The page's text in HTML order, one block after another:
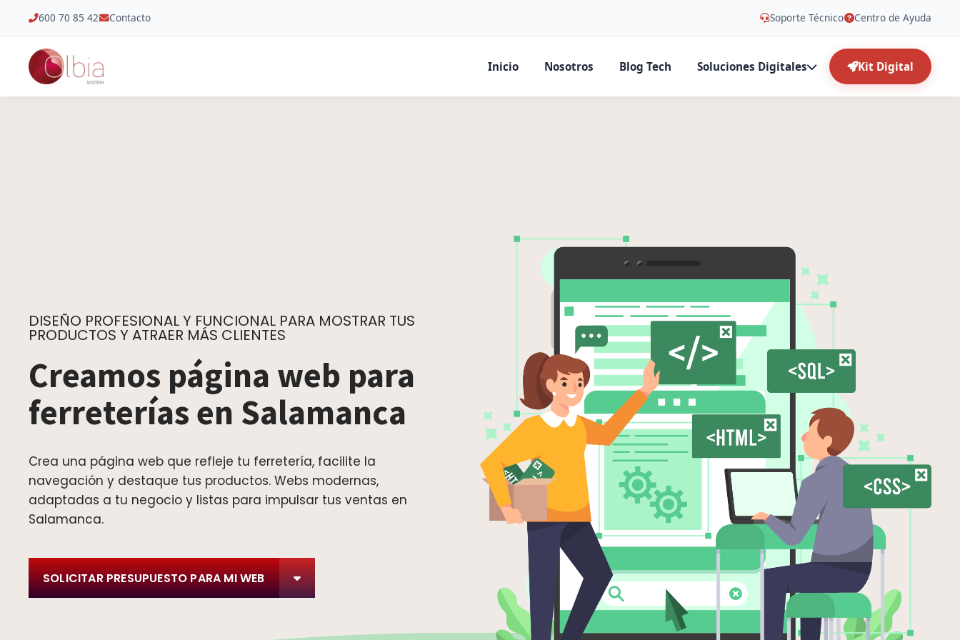
600 70 85 42 Contacto Soporte Técnico Centro de Ayuda
Inicio Nosotros Blog Tech Soluciones Digitales Kit Digital
DISEÑO PROFESIONAL Y FUNCIONAL PARA MOSTRAR TUS
PRODUCTOS Y ATRAER MÁS CLIENTES
Creamos página web para
ferreterías en Salamanca
Crea una página web que refleje tu ferretería, facilite la
navegación y destaque tus productos. Webs modernas,
adaptadas a tu negocio y listas para impulsar tus ventas en
Salamanca.
SOLICITAR PRESUPUESTO PARA MI WEB